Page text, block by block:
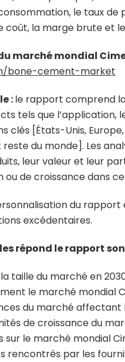
le taux de
la marge brute et le
marché mondial
bone-cement-market
:le rapport comprend
tels que
clés [États-Unis,
reste du monde]. Les
leur valeur et leur
de croissance dans
du rapport
excédentaires.
répond le rapport
taille du marché en
le marché mondial
du marché affectant
de croissance du
sur le marché mondial
rencontrés par les